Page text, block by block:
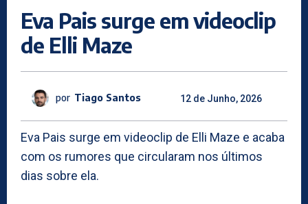
Eva Pais surge em videoclip
de Elli Maze
por Tiago Santos 12 de Junho, 2026
Eva Pais surge em videoclip de Elli Maze e acaba
com os rumores que circularam nos últimos
dias sobre ela.